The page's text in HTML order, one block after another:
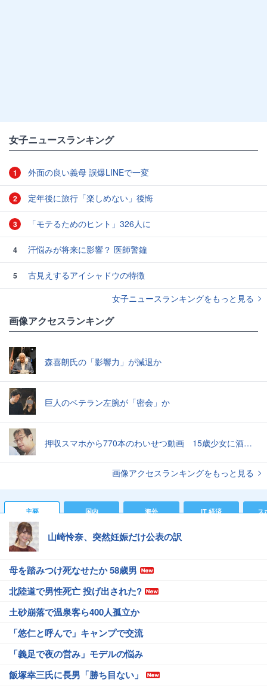
女子ニュースランキング
1 外面の良い義母 誤爆LINEで一変
2 定年後に旅行「楽しめない」後悔
3 「モテるためのヒント」326人に
4 汗悩みが将来に影響？ 医師警鐘
5
古見えするアイシャドウの特徴
女子ニュースランキングをもっと見る
画像アクセスランキング
森喜朗氏の「影響力」が減退か
巨人のベテラン左腕が「密会」か
押収スマホから770本のわいせつ動画 15歳少女に酒と薬飲ませ性的暴行か 54歳男を再逮捕 「薬もありますよ」とSNSで誘い出し
画像アクセスランキングをもっと見る
主要 国内 海外 IT 経済 ス
山崎怜奈、突然妊娠だけ公表の訳
母を踏みつけ死なせたか 58歳男
北陸道で男性死亡 投げ出された?
土砂崩落で温泉客ら400人孤立か
「悠仁と呼んで」キャンプで交流
「義足で夜の営み」モデルの悩み
飯塚幸三氏に長男「勝ち目ない」